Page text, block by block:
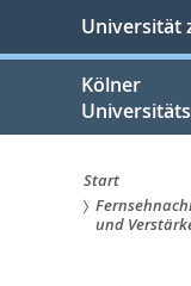
springen
Universität
Kölner
Sie
Start
und